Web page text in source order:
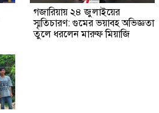
গজারিয়ায় ২৪ জুলাইয়ের
স্মৃতিচারণ: গুমের ভয়াবহ অভিজ্ঞতা
তুলে ধরলেন মারুফ মিয়াজি